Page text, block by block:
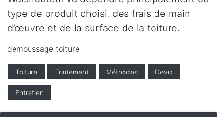
type de produit choisi, des frais de main
d’œuvre et de la surface de la toiture.
demoussage toiture
Toiture Traitement Méthodes Devis
Entretien